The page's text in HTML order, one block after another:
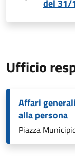
del 31/
Ufficio
Affari
alla persona
Piazza